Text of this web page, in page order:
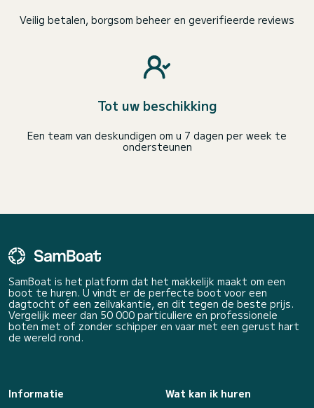
Veilig betalen, borgsom beheer en geverifieerde reviews
Tot uw beschikking
Een team van deskundigen om u 7 dagen per week te
ondersteunen
SamBoat is het platform dat het makkelijk maakt om een
boot te huren. U vindt er de perfecte boot voor een
dagtocht of een zeilvakantie, en dit tegen de beste prijs.
Vergelijk meer dan 50 000 particuliere en professionele
boten met of zonder schipper en vaar met een gerust hart
de wereld rond.
Informatie
Wat kan ik huren